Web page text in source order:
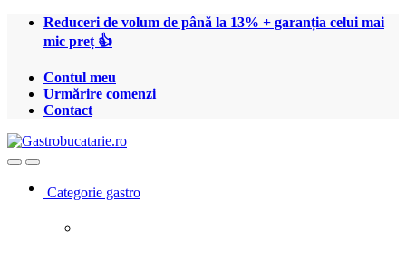
Treci
Treci
Reduceri de volum de până la 13% + garanția celui mai
mic preț 👍
Contul meu
Urmărire comenzi
Contact
OpenClose
Categorie gastro